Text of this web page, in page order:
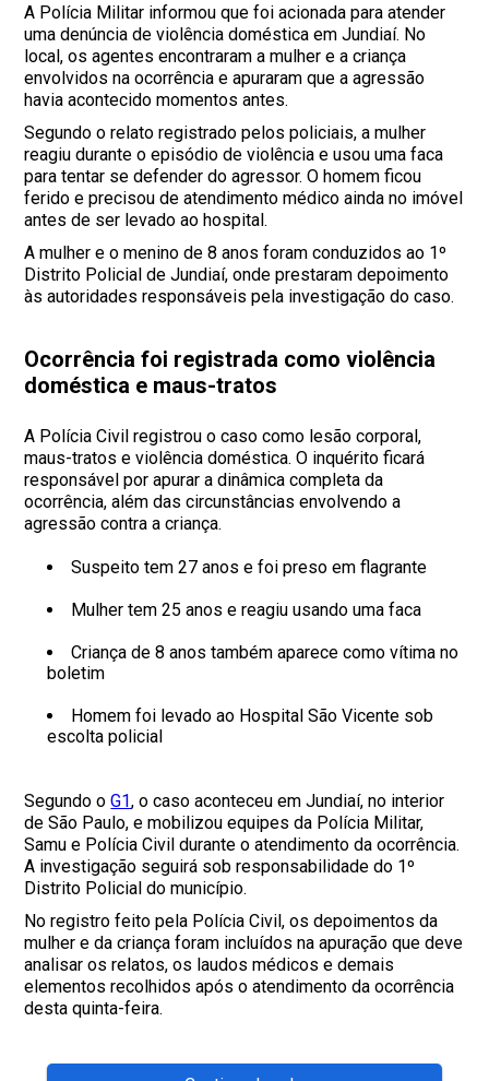
A Polícia Militar informou que foi acionada para atender
uma denúncia de violência doméstica em Jundiaí. No
local, os agentes encontraram a mulher e a criança
envolvidos na ocorrência e apuraram que a agressão
havia acontecido momentos antes.
Segundo o relato registrado pelos policiais, a mulher
reagiu durante o episódio de violência e usou uma faca
para tentar se defender do agressor. O homem ficou
ferido e precisou de atendimento médico ainda no imóvel
antes de ser levado ao hospital.
A mulher e o menino de 8 anos foram conduzidos ao 1º
Distrito Policial de Jundiaí, onde prestaram depoimento
às autoridades responsáveis pela investigação do caso.
Ocorrência foi registrada como violência
doméstica e maus-tratos
A Polícia Civil registrou o caso como lesão corporal,
maus-tratos e violência doméstica. O inquérito ficará
responsável por apurar a dinâmica completa da
ocorrência, além das circunstâncias envolvendo a
agressão contra a criança.
Suspeito tem 27 anos e foi preso em flagrante
Mulher tem 25 anos e reagiu usando uma faca
Criança de 8 anos também aparece como vítima no
boletim
Homem foi levado ao Hospital São Vicente sob
escolta policial
Segundo oG1, o caso aconteceu em Jundiaí, no interior
de São Paulo, e mobilizou equipes da Polícia Militar,
Samu e Polícia Civil durante o atendimento da ocorrência.
A investigação seguirá sob responsabilidade do 1º
Distrito Policial do município.
No registro feito pela Polícia Civil, os depoimentos da
mulher e da criança foram incluídos na apuração que deve
analisar os relatos, os laudos médicos e demais
elementos recolhidos após o atendimento da ocorrência
desta quinta-feira.